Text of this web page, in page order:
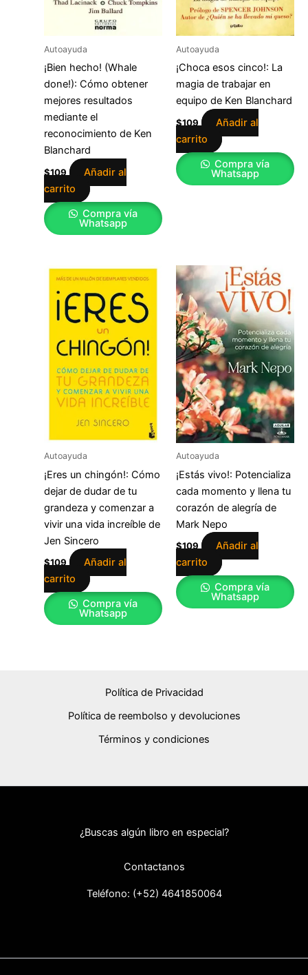
Autoayuda
¡Bien hecho! (Whale
done!): Cómo obtener
mejores resultados
mediante el
reconocimiento de Ken
Blanchard
$109
Añadir al
carrito
Compra vía
Whatsapp
Autoayuda
¡Choca esos cinco!: La
magia de trabajar en
equipo de Ken Blanchard
$109
Añadir al
carrito
Compra vía
Whatsapp
Autoayuda
¡Eres un chingón!: Cómo
dejar de dudar de tu
grandeza y comenzar a
vivir una vida increíble de
Jen Sincero
$109
Añadir al
carrito
Compra vía
Whatsapp
Autoayuda
¡Estás vivo!: Potencializa
cada momento y llena tu
corazón de alegría de
Mark Nepo
$109
Añadir al
carrito
Compra vía
Whatsapp
Política de Privacidad
Política de reembolso y devoluciones
Términos y condiciones
¿Buscas algún libro en especial?
Contactanos
Teléfono: (+52) 4641850064